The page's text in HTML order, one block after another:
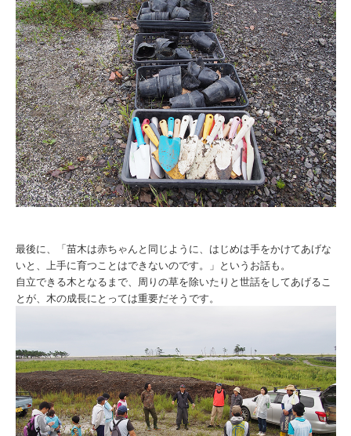
最後に、「苗木は赤ちゃんと同じように、はじめは手をかけてあげな
いと、上手に育つことはできないのです。」というお話も。
自立できる木となるまで、周りの草を除いたりと世話をしてあげるこ
とが、木の成長にとっては重要だそうです。